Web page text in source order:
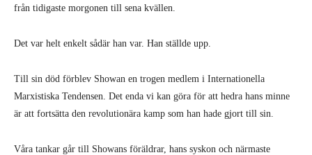
från tidigaste morgonen till sena kvällen.
Det var helt enkelt sådär han var. Han ställde upp.
Till sin död förblev Showan en trogen medlem i Internationella
Marxistiska Tendensen. Det enda vi kan göra för att hedra hans minne
är att fortsätta den revolutionära kamp som han hade gjort till sin.
Våra tankar går till Showans föräldrar, hans syskon och närmaste